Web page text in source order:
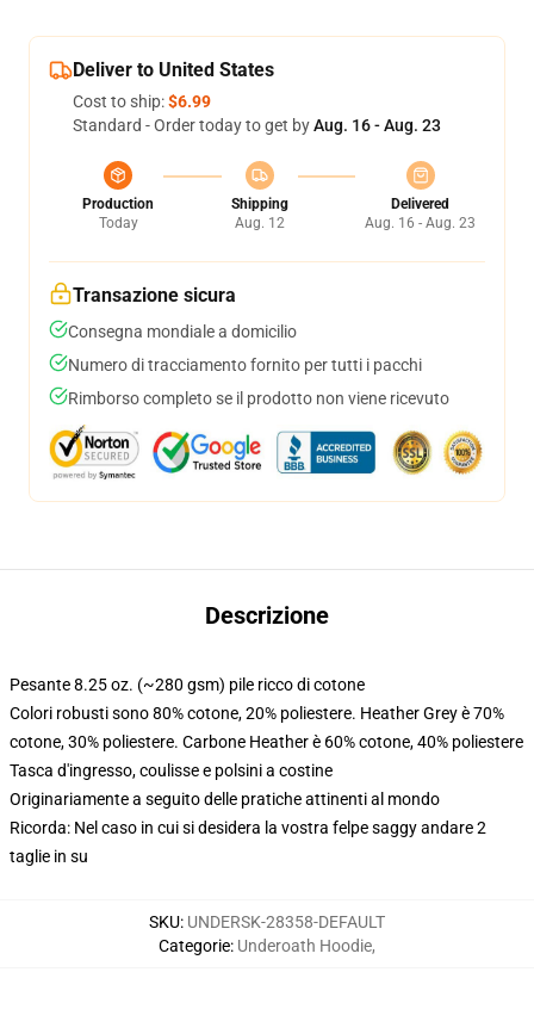
Deliver to United States
Cost to ship:$6.99
Standard - Order today to get byAug. 16 - Aug. 23
Production
Today
Shipping
Aug. 12
Delivered
Aug. 16 - Aug. 23
Transazione sicura
Consegna mondiale a domicilio
Numero di tracciamento fornito per tutti i pacchi
Rimborso completo se il prodotto non viene ricevuto
Descrizione
Pesante 8.25 oz. (~280 gsm) pile ricco di cotone
Colori robusti sono 80% cotone, 20% poliestere. Heather Grey è 70%
cotone, 30% poliestere. Carbone Heather è 60% cotone, 40% poliestere
Tasca d'ingresso, coulisse e polsini a costine
Originariamente a seguito delle pratiche attinenti al mondo
Ricorda: Nel caso in cui si desidera la vostra felpe saggy andare 2
taglie in su
SKU: UNDERSK-28358-DEFAULT
Categorie: Underoath Hoodie,